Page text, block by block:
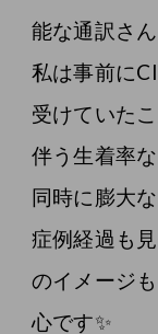
能な通訳さ
私は事前に
受けていた
伴う生着率
同時に膨大
症例経過も
のイメージ
心です✨